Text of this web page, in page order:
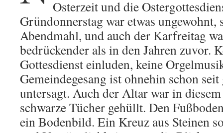
Osterzeit und die
Gründonnerstag war etwas ungewohnt,
Abendmahl, und auch der Karfreitag
bedrückender als in den Jahren zuvor.
Gottesdienst einluden, keine
Gemeindegesang ist ohnehin schon
untersagt. Auch der Altar war in
schwarze Tücher gehüllt. Den
ein Bodenbild. Ein Kreuz aus Steinen